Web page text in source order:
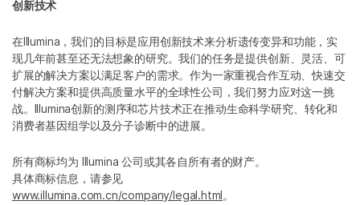
创新技术
在Illumina，我们的目标是应用创新技术来分析遗传变异和功能，实
现几年前甚至还无法想象的研究。我们的任务是提供创新、灵活、可
扩展的解决方案以满足客户的需求。作为一家重视合作互动、快速交
付解决方案和提供高质量水平的全球性公司，我们努力应对这一挑
战。Illumina创新的测序和芯片技术正在推动生命科学研究、转化和
消费者基因组学以及分子诊断中的进展。
所有商标均为 Illumina 公司或其各自所有者的财产。
具体商标信息，请参见
www.illumina.com.cn/company/legal.html。